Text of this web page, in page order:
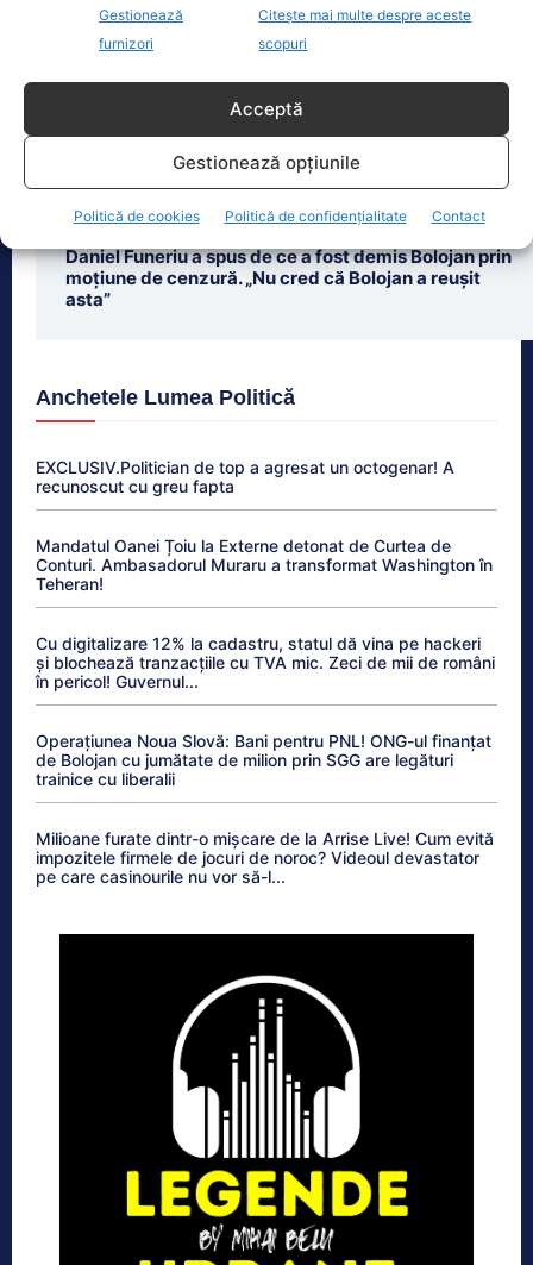
Gestionează
furnizori
Citește mai multe despre aceste
scopuri
Acceptă
Gestionează opțiunile
Politică de cookies Politică de confidențialitate Contact
Ultimele știri
Atac asupra unei ambulanțe la Cluj. Miruță cere
urgentarea legii dezinformării
Funeriu critică dur liderii politici. Iohannis și Bolojan,
Daniel Funeriu a spus de ce a fost demis Bolojan prin
moțiune de cenzură. „Nu cred că Bolojan a reușit
asta”
Anchetele Lumea Politică
EXCLUSIV.Politician de top a agresat un octogenar! A
recunoscut cu greu fapta
Mandatul Oanei Țoiu la Externe detonat de Curtea de
Conturi. Ambasadorul Muraru a transformat Washington în
Teheran!
Cu digitalizare 12% la cadastru, statul dă vina pe hackeri
și blochează tranzacțiile cu TVA mic. Zeci de mii de români
în pericol! Guvernul...
Operațiunea Noua Slovă: Bani pentru PNL! ONG-ul finanțat
de Bolojan cu jumătate de milion prin SGG are legături
trainice cu liberalii
Milioane furate dintr-o mișcare de la Arrise Live! Cum evită
impozitele firmele de jocuri de noroc? Videoul devastator
pe care casinourile nu vor să-l...